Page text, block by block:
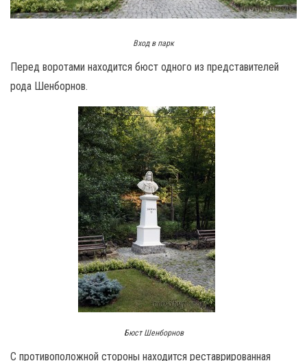
Вход в парк
Перед воротами находится бюст одного из представителей
рода Шенборнов.
Бюст Шенборнов
С противоположной стороны находится реставрированная